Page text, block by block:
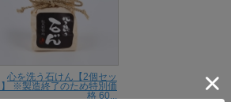
心を洗う石けん【2個セッ
】 ※製造終了のため特別価
格 60...